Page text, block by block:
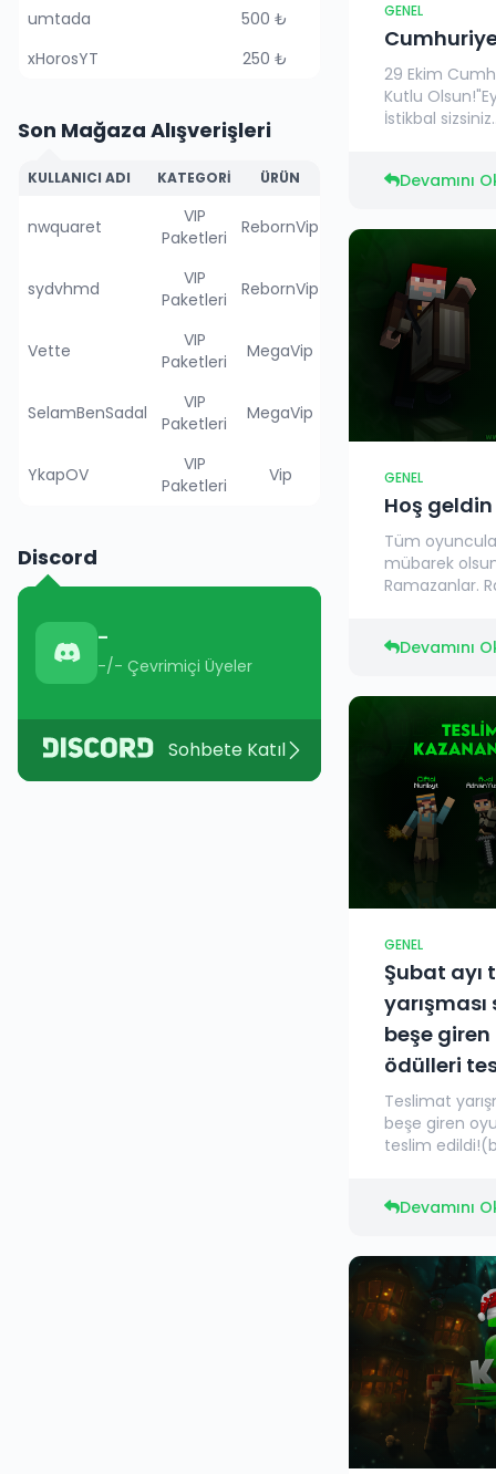
GENEL
29 Ekim
Kutlu
İstikbal
Devamını
GENEL
Hoş
Tüm
mübarek
Ramazanlar.
Devamını
GENEL
Şubat ayı
beşe
ödülleri
Teslimat
beşe giren
teslim
Devamını
umtada
500 ₺
xHorosYT
250 ₺
Son Mağaza Alışverişleri
KULLANICI ADI KATEGORI ÜRÜN
nwquaret
VIP
Paketleri
RebornVip
sydvhmd
VIP
Paketleri
RebornVip
Vette
VIP
Paketleri
MegaVip
SelamBenSadal
VIP
Paketleri
MegaVip
YkapOV
VIP
Paketleri
Vip
Discord
-
-/- Çevrimiçi Üyeler
Sohbete Katıl